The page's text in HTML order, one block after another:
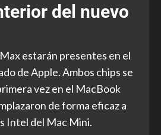
del nuevo
estarán presentes en el
de Apple. Ambos chips se
vez en el MacBook
de forma eficaz a
Intel del Mac Mini.